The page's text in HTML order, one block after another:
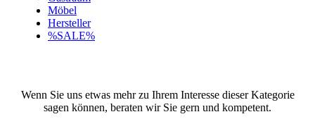
Möbel
Hersteller
%SALE%
Wenn Sie uns etwas mehr zu Ihrem Interesse dieser Kategorie
sagen können, beraten wir Sie gern und kompetent.